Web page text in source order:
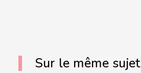
Sur le même sujet